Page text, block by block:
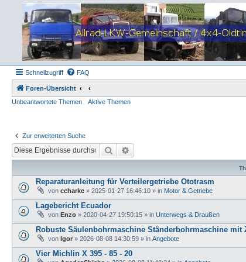
Schnellzugriff FAQ
Foren-Übersicht
Unbeantwortete Themen
Aktive Themen
Zur erweiterten Suche
Suche
Reparaturanleitung für Verteilergetriebe Ototrasm
von ccharke » 2025-01-27 16:46:10 » in Motor & Getriebe
Lagebericht Ecuador
von Enzo » 2020-04-27 19:50:15 » in Unterwegs & Draußen
Robuste Säulenbohrmaschine Ständerbohrmaschine mit
von Igor » 2026-08-08 14:30:59 » in Angebote
Vier Michlin X 395 - 85 - 20